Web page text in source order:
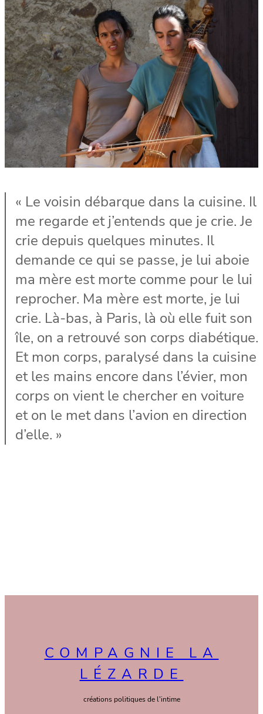
« Le voisin débarque dans la cuisine. Il
me regarde et j’entends que je crie. Je
crie depuis quelques minutes. Il
demande ce qui se passe, je lui aboie
ma mère est morte comme pour le lui
reprocher. Ma mère est morte, je lui
crie. Là-bas, à Paris, là où elle fuit son
île, on a retrouvé son corps diabétique.
Et mon corps, paralysé dans la cuisine
et les mains encore dans l’évier, mon
corps on vient le chercher en voiture
et on le met dans l’avion en direction
d’elle. »
COMPAGNIE LA
LÉZARDE
créations politiques de l'intime